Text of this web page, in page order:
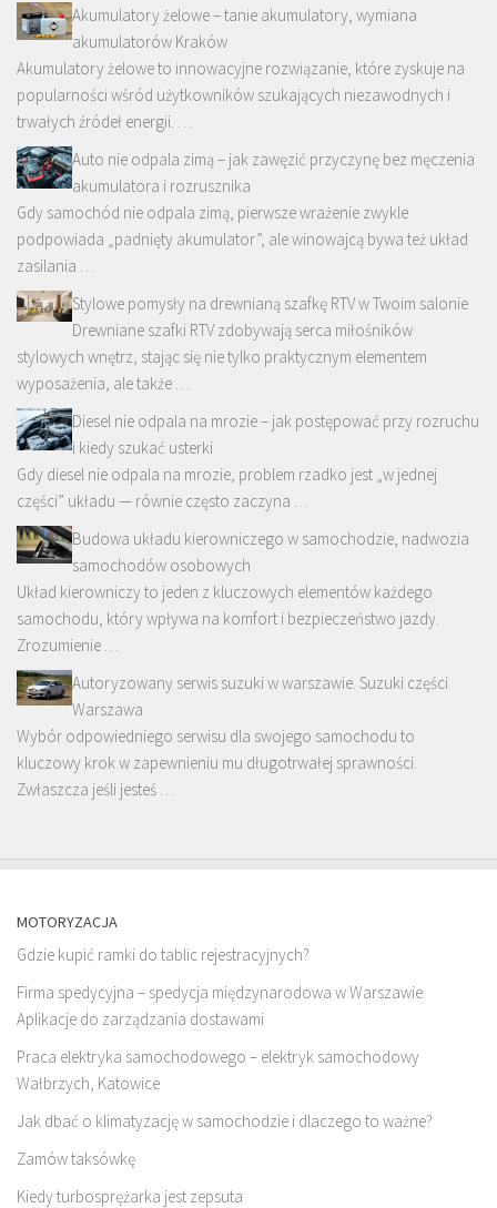
Akumulatory żelowe – tanie akumulatory, wymiana
akumulatorów Kraków
Akumulatory żelowe to innowacyjne rozwiązanie, które zyskuje na
popularności wśród użytkowników szukających niezawodnych i
trwałych źródeł energii. …
Auto nie odpala zimą – jak zawęzić przyczynę bez męczenia
akumulatora i rozrusznika
Gdy samochód nie odpala zimą, pierwsze wrażenie zwykle
podpowiada „padnięty akumulator”, ale winowajcą bywa też układ
zasilania …
Stylowe pomysły na drewnianą szafkę RTV w Twoim salonie
Drewniane szafki RTV zdobywają serca miłośników
stylowych wnętrz, stając się nie tylko praktycznym elementem
wyposażenia, ale także …
Diesel nie odpala na mrozie – jak postępować przy rozruchu
i kiedy szukać usterki
Gdy diesel nie odpala na mrozie, problem rzadko jest „w jednej
części” układu — równie często zaczyna …
Budowa układu kierowniczego w samochodzie, nadwozia
samochodów osobowych
Układ kierowniczy to jeden z kluczowych elementów każdego
samochodu, który wpływa na komfort i bezpieczeństwo jazdy.
Zrozumienie …
Autoryzowany serwis suzuki w warszawie. Suzuki części
Warszawa
Wybór odpowiedniego serwisu dla swojego samochodu to
kluczowy krok w zapewnieniu mu długotrwałej sprawności.
Zwłaszcza jeśli jesteś …
MOTORYZACJA
Gdzie kupić ramki do tablic rejestracyjnych?
Firma spedycyjna – spedycja międzynarodowa w Warszawie.
Aplikacje do zarządzania dostawami
Praca elektryka samochodowego – elektryk samochodowy
Wałbrzych, Katowice
Jak dbać o klimatyzację w samochodzie i dlaczego to ważne?
Zamów taksówkę
Kiedy turbosprężarka jest zepsuta